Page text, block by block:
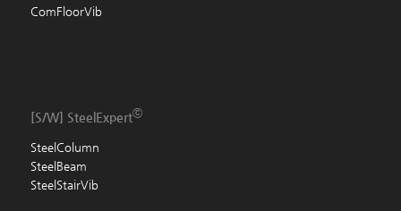
ComFloorVib
[S/W] SteelExpertⓒ
SteelColumn
SteelBeam
SteelStairVib